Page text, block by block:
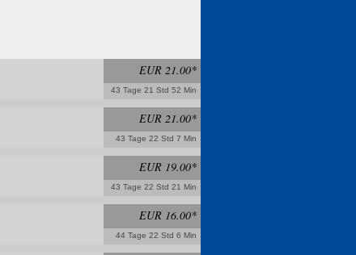
EUR 21.00*
43 Tage 21 Std 52 Min
EUR 21.00*
43 Tage 22 Std 7 Min
EUR 19.00*
43 Tage 22 Std 21 Min
EUR 16.00*
44 Tage 22 Std 6 Min